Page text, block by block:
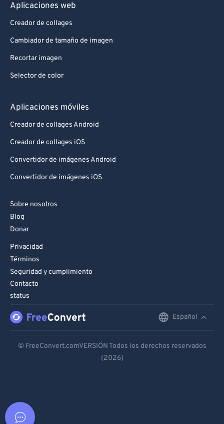
Aplicaciones web
Creador de collages
Cambiador de tamaño de imagen
Recortar imagen
Selector de color
Aplicaciones móviles
Creador de collages Android
Creador de collages iOS
Convertidor de imágenes Android
Convertidor de imágenes iOS
Sobre nosotros
Blog
Donar
Privacidad
Términos
Seguridad y cumplimiento
Contacto
status
Español
Español
© FreeConvert.comVERSIÓN Todos los derechos reservados
(2026)